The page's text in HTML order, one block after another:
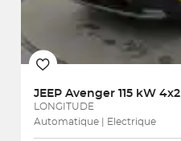
JEEP Avenger 115 kW 4x2
LONGITUDE
Automatique | Electrique